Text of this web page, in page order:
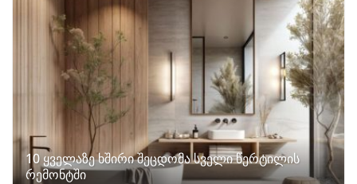
10 ყველაზე ხშირი შეცდომა სველი წერტილის
რემონტში